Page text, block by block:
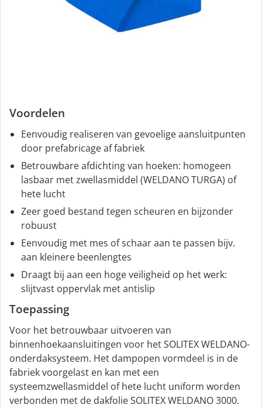
Voordelen
Eenvoudig realiseren van gevoelige aansluitpunten
door prefabricage af fabriek
Betrouwbare afdichting van hoeken: homogeen
lasbaar met zwellasmiddel (WELDANO TURGA) of
hete lucht
Zeer goed bestand tegen scheuren en bijzonder
robuust
Eenvoudig met mes of schaar aan te passen bijv.
aan kleinere beenlengtes
Draagt bij aan een hoge veiligheid op het werk:
slijtvast oppervlak met antislip
Toepassing
Voor het betrouwbaar uitvoeren van
binnenhoekaansluitingen voor het SOLITEX WELDANO-
onderdaksysteem. Het dampopen vormdeel is in de
fabriek voorgelast en kan met een
systeemzwellasmiddel of hete lucht uniform worden
verbonden met de dakfolie SOLITEX WELDANO 3000.